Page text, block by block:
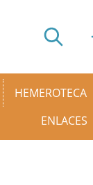
HEMEROTECA
ENLACES